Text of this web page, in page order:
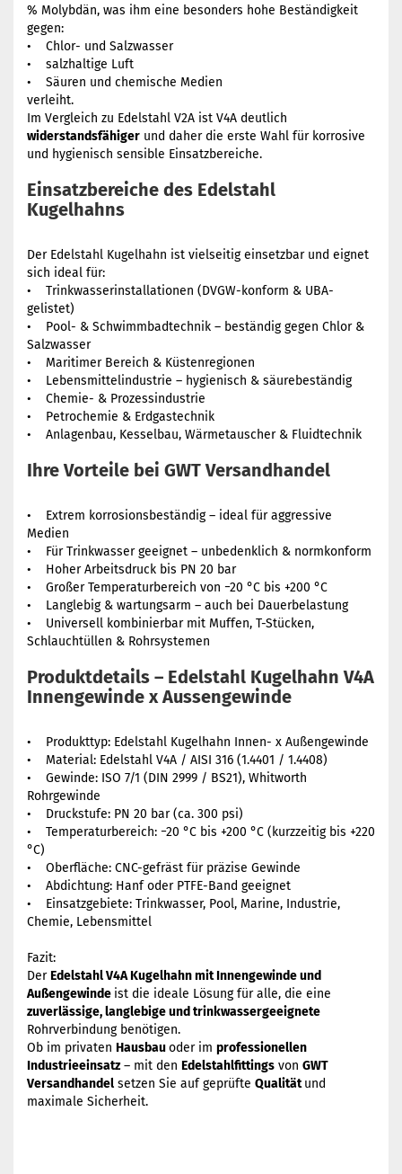
% Molybdän, was ihm eine besonders hohe Beständigkeit
gegen:
• Chlor- und Salzwasser
• salzhaltige Luft
• Säuren und chemische Medien
verleiht.
Im Vergleich zu Edelstahl V2A ist V4A deutlich
widerstandsfähiger und daher die erste Wahl für korrosive
und hygienisch sensible Einsatzbereiche.
Einsatzbereiche des Edelstahl
Kugelhahns
Der Edelstahl Kugelhahn ist vielseitig einsetzbar und eignet
sich ideal für:
• Trinkwasserinstallationen (DVGW-konform & UBA-
gelistet)
• Pool- & Schwimmbadtechnik – beständig gegen Chlor &
Salzwasser
• Maritimer Bereich & Küstenregionen
• Lebensmittelindustrie – hygienisch & säurebeständig
• Chemie- & Prozessindustrie
• Petrochemie & Erdgastechnik
• Anlagenbau, Kesselbau, Wärmetauscher & Fluidtechnik
Ihre Vorteile bei GWT Versandhandel
• Extrem korrosionsbeständig – ideal für aggressive
Medien
• Für Trinkwasser geeignet – unbedenklich & normkonform
• Hoher Arbeitsdruck bis PN 20 bar
• Großer Temperaturbereich von −20 °C bis +200 °C
• Langlebig & wartungsarm – auch bei Dauerbelastung
• Universell kombinierbar mit Muffen, T-Stücken,
Schlauchtüllen & Rohrsystemen
Produktdetails – Edelstahl Kugelhahn V4A
Innengewinde x Aussengewinde
• Produkttyp: Edelstahl Kugelhahn Innen- x Außengewinde
• Material: Edelstahl V4A / AISI 316 (1.4401 / 1.4408)
• Gewinde: ISO 7/1 (DIN 2999 / BS21), Whitworth
Rohrgewinde
• Druckstufe: PN 20 bar (ca. 300 psi)
• Temperaturbereich: −20 °C bis +200 °C (kurzzeitig bis +220
°C)
• Oberfläche: CNC-gefräst für präzise Gewinde
• Abdichtung: Hanf oder PTFE-Band geeignet
• Einsatzgebiete: Trinkwasser, Pool, Marine, Industrie,
Chemie, Lebensmittel
Fazit:
DerEdelstahl V4A Kugelhahn mit Innengewinde und
Außengewinde ist die ideale Lösung für alle, die eine
zuverlässige, langlebige und trinkwassergeeignete
Rohrverbindung benötigen.
Ob im privaten Hausbauoder im professionellen
Industrieeinsatz– mit den Edelstahlfittings von GWT
Versandhandel setzen Sie auf geprüfte Qualitätund
maximale Sicherheit.